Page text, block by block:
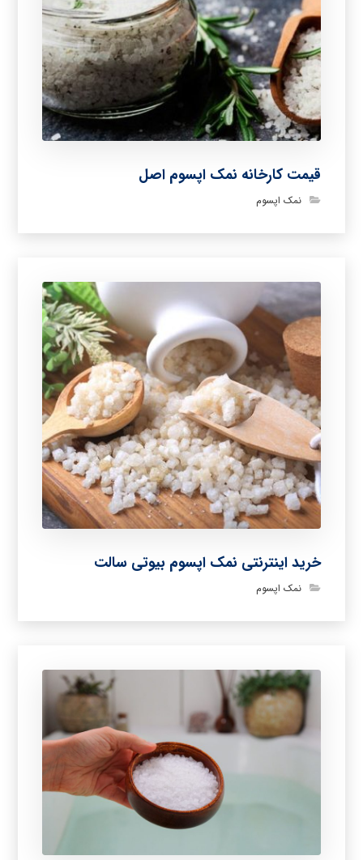
قیمت کارخانه نمک اپسوم اصل
نمک اپسوم
خرید اینترنتی نمک اپسوم بیوتی سالت
نمک اپسوم